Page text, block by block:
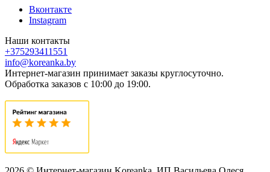
Вконтакте
Instagram
Наши контакты
+375293411551
info@koreanka.by
Интернет-магазин принимает заказы круглосуточно.
Обработка заказов с 10:00 до 19:00.